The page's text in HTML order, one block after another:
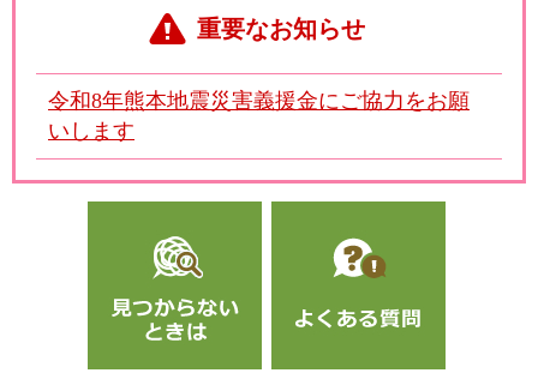
重要なお知らせ
令和8年熊本地震災害義援金にご協力をお願
いします